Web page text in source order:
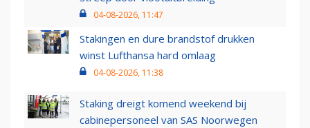
04-08-2026, 11:47
Stakingen en dure brandstof drukken
winst Lufthansa hard omlaag
04-08-2026, 11:38
Staking dreigt komend weekend bij
cabinepersoneel van SAS Noorwegen